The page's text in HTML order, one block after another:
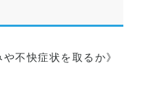
不快症状を取るか》